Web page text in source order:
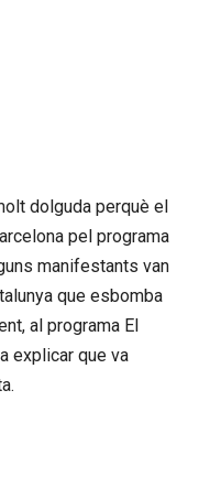
dolguda perquè el
pel programa
manifestants van
que esbomba
al programa El
explicar que va